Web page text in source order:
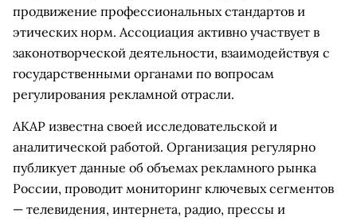
продвижение профессиональных стандартов и
этических норм. Ассоциация активно участвует в
законотворческой деятельности, взаимодействуя с
государственными органами по вопросам
регулирования рекламной отрасли.
АКАР известна своей исследовательской и
аналитической работой. Организация регулярно
публикует данные об объемах рекламного рынка
России, проводит мониторинг ключевых сегментов
— телевидения, интернета, радио, прессы и